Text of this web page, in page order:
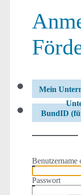
Mein
BundID
Benutzername
Passwort